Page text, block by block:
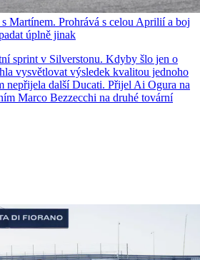
Martínem. Prohrává s celou Aprilií a boj
úplně jinak
sprint v Silverstonu. Kdyby šlo jen o
vysvětlovat výsledek kvalitou jednoho
nepřijela další Ducati. Přijel Ai Ogura na
Marco Bezzecchi na druhé tovární